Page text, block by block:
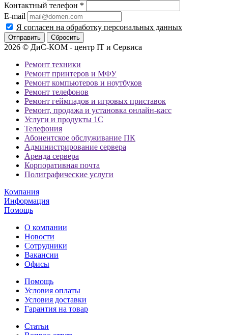
Контактный телефон *
E-mail
Я согласен на обработку персональных данных
Сбросить
2026 © ДиС-КОМ - центр IT и Сервиса
Ремонт техники
Ремонт принтеров и МФУ
Ремонт компьютеров и ноутбуков
Ремонт телефонов
Ремонт геймпадов и игровых приставок
Ремонт, продажа и установка онлайн-касс
Услуги и продукты 1С
Телефония
Абонентское обслуживание ПК
Администрирование сервера
Аренда сервера
Корпоративная почта
Полиграфические услуги
Компания
Информация
Помощь
О компании
Новости
Сотрудники
Вакансии
Офисы
Помощь
Условия оплаты
Условия доставки
Гарантия на товар
Статьи